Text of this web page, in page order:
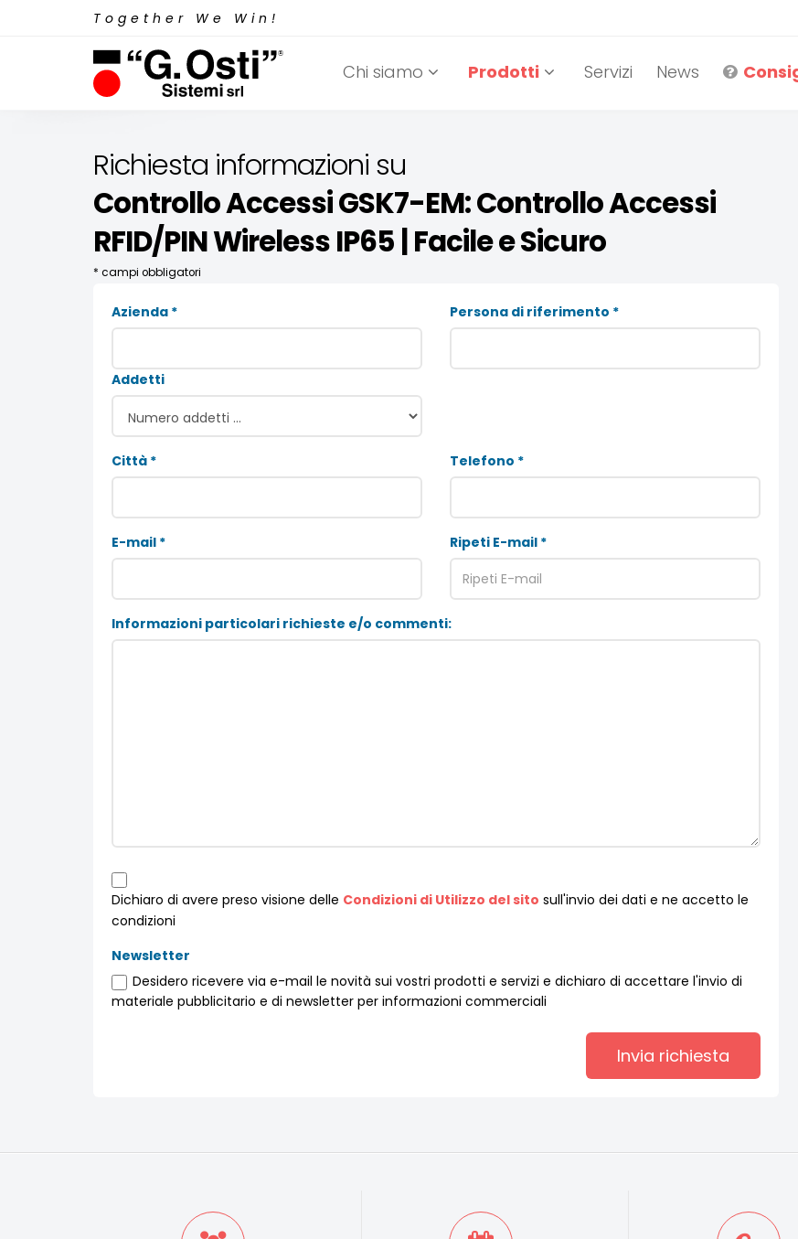
Together We Win!
Chi siamo Prodotti Servizi News
Richiesta informazioni su
Controllo Accessi GSK7-EM: Controllo Accessi
RFID/PIN Wireless IP65 | Facile e Sicuro
* campi obbligatori
Azienda *
Addetti
Persona di riferimento *
Città * Telefono *
E-mail * Ripeti E-mail *
Informazioni particolari richieste e/o commenti:
Dichiaro di avere preso visione delle Condizioni di Utilizzo del sito sull'invio dei dati e ne accetto le
condizioni
Newsletter
Desidero ricevere via e-mail le novità sui vostri prodotti e servizi e dichiaro di accettare l'invio di
materiale pubblicitario e di newsletter per informazioni commerciali